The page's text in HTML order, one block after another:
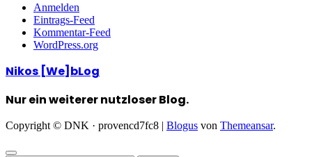
Anmelden
Eintrags-Feed
Kommentar-Feed
WordPress.org
Nikos [We]bLog
Nur ein weiterer nutzloser Blog.
Copyright © DNK · provencd7fc8 | Blogus von Themeansar.